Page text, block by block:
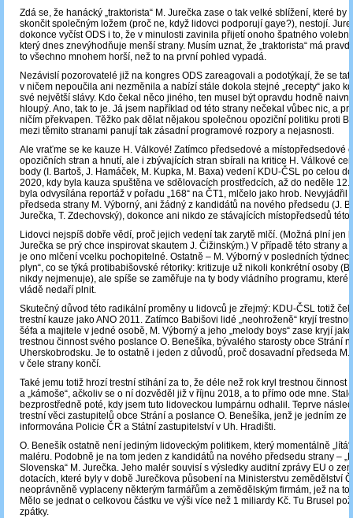
Zdá se, že hanácký „traktorista“ M. Jurečka zase o tak velké sblížení, které by
skončit společným ložem (proč ne, když lidovci podporují gaye?), nestojí.
dokonce vyčíst ODS i to, že v minulosti zavinila přijetí onoho špatného
který dnes znevýhodňuje menší strany. Musím uznat, že „traktorista“ má
to všechno mnohem horší, než to na první pohled vypadá.
Nezávislí pozorovatelé již na kongres ODS zareagovali a podotýkají, že se
v ničem nepoučila ani nezměnila a nabízí stále dokola stejné „recepty“ jako
své největší slávy. Kdo čekal něco jiného, ten musel být opravdu hodně
hloupý. Ano, tak to je. Já jsem například od této strany nečekal vůbec nic, a
ničím překvapen. Těžko pak dělat nějakou společnou opoziční politiku proti
mezi těmito stranami panují tak zásadní programové rozpory a nejasnosti.
Ale vraťme se ke kauze H. Válkové! Zatímco předsedové a místopředsedové
opozičních stran a hnutí, ale i zbývajících stran sbírali na kritice H. Válkové
body (I. Bartoš, J. Hamáček, M. Kupka, M. Baxa) vedení KDU-ČSL po celou
2020, kdy byla kauza spuštěna ve sdělovacích prostředcích, až do neděle 12.
byla odvysílána reportáž v pořadu „168“ na ČT1, mlčelo jako hrob. Nevyjádřil
předseda strany M. Výborný, ani žádný z kandidátů na nového předsedu (J.
Jurečka, T. Zdechovský), dokonce ani nikdo ze stávajících místopředsedů této
Lidovci nejspíš dobře vědí, proč jejich vedení tak zarytě mlčí. (Možná plní jen
Jurečka se prý chce inspirovat skautem J. Čižinským.) V případě této strany a
je ono mlčení vcelku pochopitelné. Ostatně – M. Výborný v posledních
plyn“, co se týká protibabišovské rétoriky: kritizuje už nikoli konkrétní osoby
nikdy nejmenuje), ale spíše se zaměřuje na ty body vládního programu, které
vládě nedaří plnit.
Skutečný důvod této radikální proměny u lidovců je zřejmý: KDU-ČSL totiž
trestní kauze jako ANO 2011. Zatímco Babišovi lidé „neohroženě“ kryjí
šéfa a majitele v jedné osobě, M. Výborný a jeho „melody boys“ zase kryjí
trestnou činnost svého poslance O. Benešíka, bývalého starosty obce Strání
Uherskobrodsku. Je to ostatně i jeden z důvodů, proč dosavadní předseda
v čele strany končí.
Také jemu totiž hrozí trestní stíhání za to, že déle než rok kryl trestnou činnost
a „kámoše“, ačkoliv se o ní dozvěděl již v říjnu 2018, a to přímo ode mne.
bezprostředně poté, kdy jsem tuto lidoveckou lumpárnu odhalil. Teprve
trestní věci zastupitelů obce Strání a poslance O. Benešíka, jenž je jedním ze
informována Policie ČR a Státní zastupitelství v Uh. Hradišti.
O. Benešík ostatně není jediným lidoveckým politikem, který momentálně
maléru. Podobně je na tom jeden z kandidátů na nového předsedu strany –
Slovenska“ M. Jurečka. Jeho malér souvisí s výsledky auditní zprávy EU o
dotacích, které byly v době Jurečkova působení na Ministerstvu zemědělství
neoprávněně vyplaceny některým farmářům a zemědělským firmám, jež na to
Mělo se jednat o celkovou částku ve výši více než 1 miliardy Kč. Tu Brusel
zpátky.